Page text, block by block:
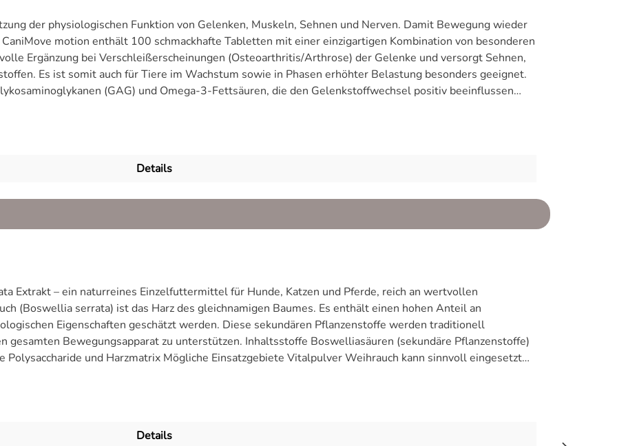
der physiologischen Funktion von Gelenken, Muskeln, Sehnen und Nerven. Damit Bewegung wieder
motion enthält 100 schmackhafte Tabletten mit einer einzigartigen Kombination von besonderen
Ergänzung bei Verschleißerscheinungen (Osteoarthritis/Arthrose) der Gelenke und versorgt Sehnen,
Es ist somit auch für Tiere im Wachstum sowie in Phasen erhöhter Belastung besonders geeignet.
(GAG) und Omega-3-Fettsäuren, die den Gelenkstoffwechsel positiv beeinflussen
und Hyaluronsäure, die für Wasserbindung, Elastizität und Wachstum des Gelenkknorpels benötigt
somit insbesondere für Bänder, Sehnen und Gelenkkapseln von großer Bedeutung. Teufelskralle und
und enthalten wichtige Metaboliten. Der enthaltene Komplex aus B-Vitaminen und Vitamin E
gelingt die Fütterung von CaniMove motion einfach und sicher. Hinweis: Chondroprotektiva (übersetzt:
sind jedoch ernste Krankheiten und erkrankte Tiere sollten stets von einem Tierarzt begutachtet und
und dienen nicht der Heilung oder Verhinderung von Krankheiten.
Details
Extrakt – ein naturreines Einzelfuttermittel für Hunde, Katzen und Pferde, reich an wertvollen
(Boswellia serrata) ist das Harz des gleichnamigen Baumes. Es enthält einen hohen Anteil an
Eigenschaften geschätzt werden. Diese sekundären Pflanzenstoffe werden traditionell
zu unterstützen. Inhaltsstoffe Boswelliasäuren (sekundäre Pflanzenstoffe)
Vitalpulver Weihrauch kann sinnvoll eingesetzt
auf Bewegungsapparat und entzündungsmodulierende Eigenschaften. Hier eine Auswahl
Details